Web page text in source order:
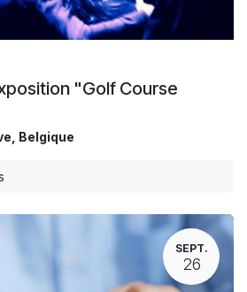
"Golf Course
Belgique
SEPT.
26